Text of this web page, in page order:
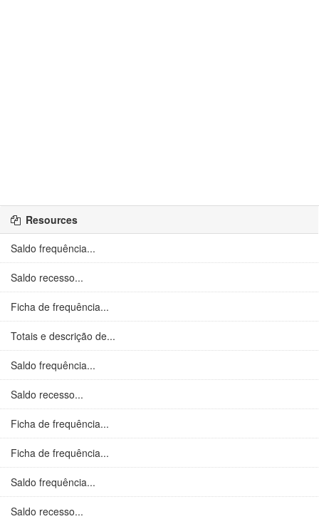
Resources
Saldo frequência...
Saldo recesso...
Ficha de frequência...
Totais e descrição de...
Saldo frequência...
Saldo recesso...
Ficha de frequência...
Ficha de frequência...
Saldo frequência...
Saldo recesso...